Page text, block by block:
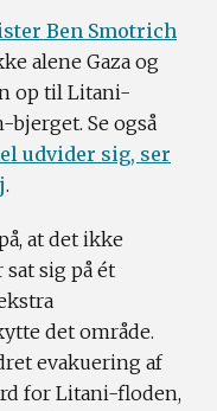
Ben Smotrich
alene Gaza og
op til Litani-
Se også
udvider sig, ser
.
at det ikke
sig på ét
det område.
evakuering af
for Litani-floden,